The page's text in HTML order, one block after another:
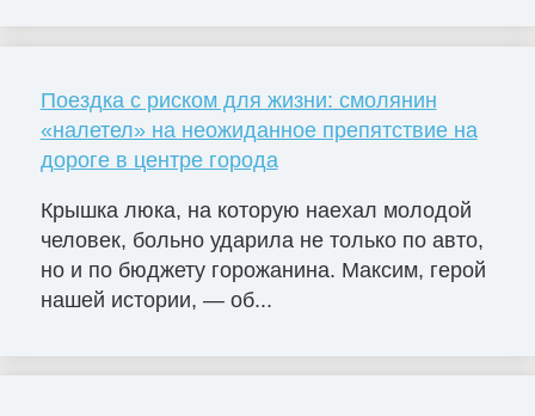
Поездка с риском для жизни: смолянин
«налетел» на неожиданное препятствие на
дороге в центре города
Крышка люка, на которую наехал молодой
человек, больно ударила не только по авто,
но и по бюджету горожанина. Максим, герой
нашей истории, — об...